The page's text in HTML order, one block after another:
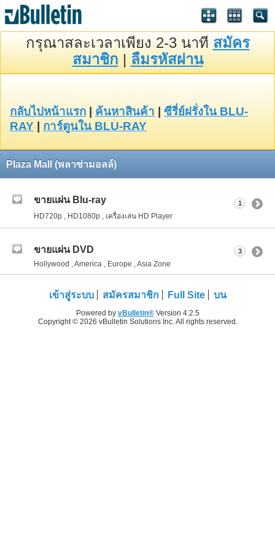
กรุณาสละเวลาเพียง 2-3 นาที สมัคร
สมาชิก | ลืมรหัสผ่าน
กลับไปหน้าแรก ค้นหาสินค้า
ซีรี่ย์ฝรั่งใน BLU-
RAY
การ์ตูนใน BLU-RAY
Plaza Mall (พลาซ่ามอลล์)
ขายแผ่น Blu-ray
HD720p , HD1080p , เครื่องเล่น HD Player
1
ขายแผ่น DVD
Hollywood , America , Europe , Asia Zone
3
เข้าสู่ระบบ สมัครสมาชิก Full Site บน
Powered by vBulletin®Version 4.2.5
Copyright © 2026 vBulletin Solutions Inc. All rights reserved.